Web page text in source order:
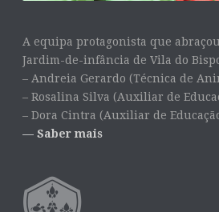
A equipa protagonista que
Jardim-de-infância de Vila do
– Andreia Gerardo (Técnica de
– Rosalina Silva (Auxiliar de
– Dora Cintra (Auxiliar de
— Saber mais